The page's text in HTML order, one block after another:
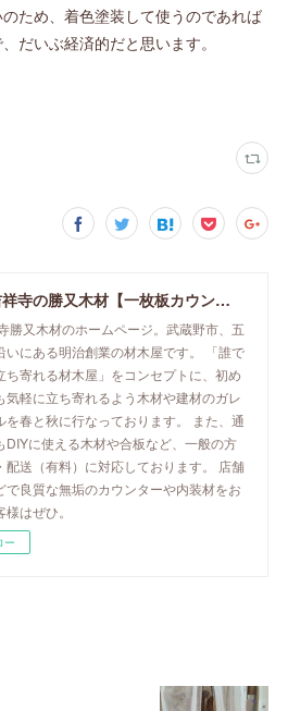
ため、着色塗装して使うのであれば
だいぶ経済的だと思います。
東京・吉祥寺の勝又木材【一枚板カウンター】
勝又木材のホームページ。武蔵野市、五
いにある明治創業の材木屋です。 「誰で
ち寄れる材木屋」をコンセプトに、初め
気軽に立ち寄れるよう木材や建材のガレ
を春と秋に行なっております。 また、通
DIYに使える木材や合板など、一般の方
配送（有料）に対応しております。 店舗
で良質な無垢のカウンターや内装材をお
はぜひ。
ー